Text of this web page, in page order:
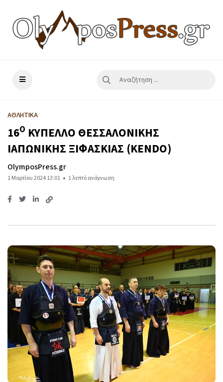
ΑΘΛΗΤΙΚΑ
16Ο ΚΥΠΕΛΛΟ ΘΕΣΣΑΛΟΝΙΚΗΣ
ΙΑΠΩΝΙΚΗΣ ΞΙΦΑΣΚΙΑΣ (KENDO)
OlymposPress.gr
1 Μαρτίου 2024 13:01 1 λεπτό ανάγνωση